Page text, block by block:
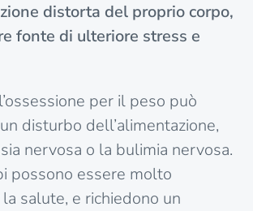
distorta del proprio corpo,
fonte di ulteriore stress e
per il peso può
disturbo dell’alimentazione,
nervosa o la bulimia nervosa.
possono essere molto
salute, e richiedono un